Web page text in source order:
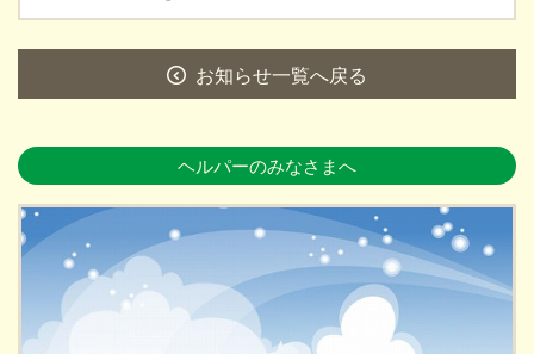
お知らせ一覧へ戻る
ヘルパーのみなさまへ